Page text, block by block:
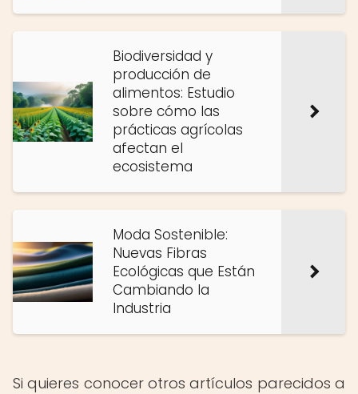
Biodiversidad y
producción de
alimentos: Estudio
sobre cómo las
prácticas agrícolas
afectan el
ecosistema
Moda Sostenible:
Nuevas Fibras
Ecológicas que Están
Cambiando la
Industria
Si quieres conocer otros artículos parecidos a